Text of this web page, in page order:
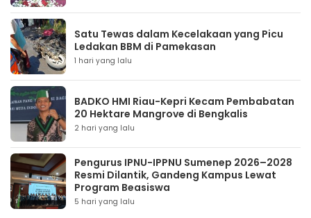
Satu Tewas dalam Kecelakaan yang Picu
Ledakan BBM di Pamekasan
1 hari yang lalu
BADKO HMI Riau-Kepri Kecam Pembabatan
20 Hektare Mangrove di Bengkalis
2 hari yang lalu
Pengurus IPNU-IPPNU Sumenep 2026–2028
Resmi Dilantik, Gandeng Kampus Lewat
Program Beasiswa
5 hari yang lalu